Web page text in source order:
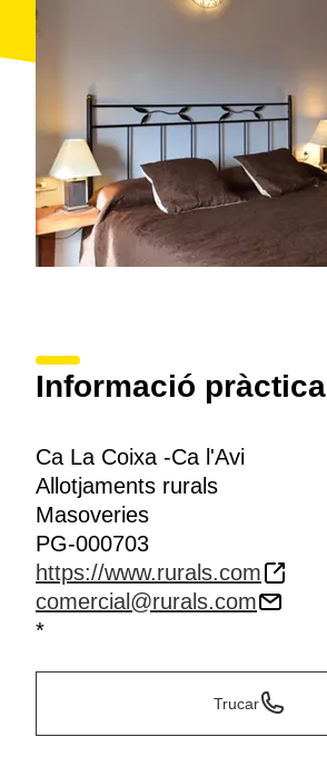
Informació pràctica
Ca La Coixa -Ca l'Avi
Allotjaments rurals
Masoveries
PG-000703
https://www.rurals.com
comercial@rurals.com
*
Trucar